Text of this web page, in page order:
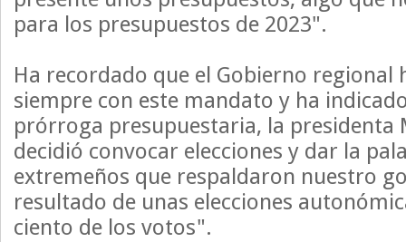
para los presupuestos de 2023".
Ha recordado que el Gobierno regional
siempre con este mandato y ha
prórroga presupuestaria, la presidenta
decidió convocar elecciones y dar la
extremeños que respaldaron nuestro
resultado de unas elecciones
ciento de los votos".